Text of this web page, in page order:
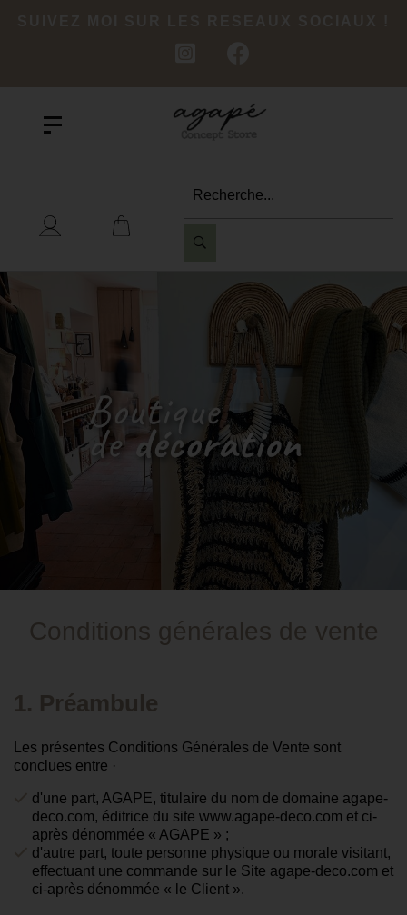
Recherche...
Conditions générales de vente
1. Préambule
Les présentes Conditions Générales de Vente sont
conclues entre ·
d'une part, AGAPE, titulaire du nom de domaine agape-
deco.com, éditrice du site www.agape-deco.com et ci-
après dénommée « AGAPE » ;
d'autre part, toute personne physique ou morale visitant,
effectuant une commande sur le Site agape-deco.com et
ci-après dénommée « le Client ».